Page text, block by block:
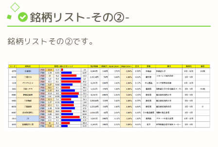
銘柄リスト-その②-
銘柄リストその②です。